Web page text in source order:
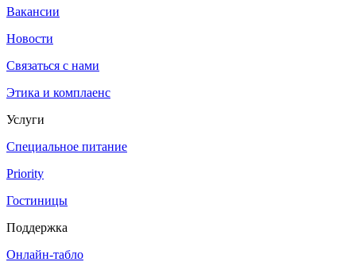
Вакансии
Новости
Связаться с нами
Этика и комплаенс
Услуги
Специальное питание
Priority
Гостиницы
Поддержка
Онлайн-табло